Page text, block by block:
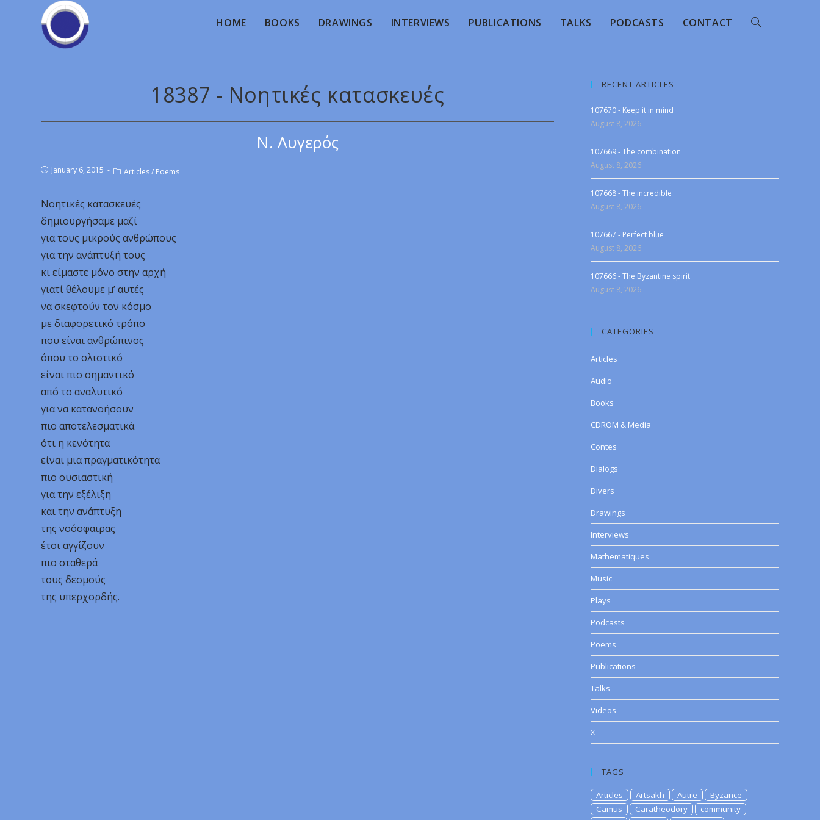
HOME BOOKS DRAWINGS INTERVIEWS PUBLICATIONS TALKS PODCASTS CONTACT
18387 - Νοητικές κατασκευές
Ν. Λυγερός
January 6, 2015 Articles/ Poems
Νοητικές κατασκευές
δημιουργήσαμε μαζί
για τους μικρούς ανθρώπους
για την ανάπτυξή τους
κι είμαστε μόνο στην αρχή
γιατί θέλουμε μ’ αυτές
να σκεφτούν τον κόσμο
με διαφορετικό τρόπο
που είναι ανθρώπινος
όπου το ολιστικό
είναι πιο σημαντικό
από το αναλυτικό
για να κατανοήσουν
πιο αποτελεσματικά
ότι η κενότητα
είναι μια πραγματικότητα
πιο ουσιαστική
για την εξέλιξη
και την ανάπτυξη
της νοόσφαιρας
έτσι αγγίζουν
πιο σταθερά
τους δεσμούς
της υπερχορδής.
RECENT ARTICLES
107670 - Keep it in mind
August 8, 2026
107669 - The combination
August 8, 2026
107668 - The incredible
August 8, 2026
107667 - Perfect blue
August 8, 2026
107666 - The Byzantine spirit
August 8, 2026
CATEGORIES
Articles
Audio
Books
CDROM & Media
Contes
Dialogs
Divers
Drawings
Interviews
Mathematiques
Music
Plays
Podcasts
Poems
Publications
Talks
Videos
X
TAGS
Articles Artsakh Autre
Byzance
Camus
Caratheodory
community